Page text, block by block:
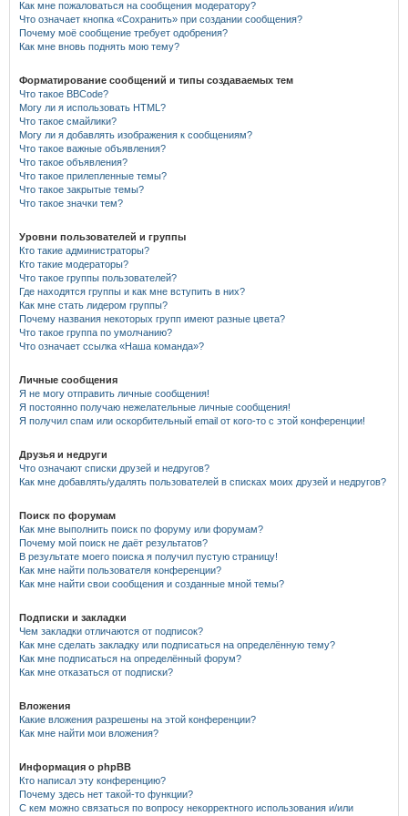
Как мне пожаловаться на сообщения модератору?
Что означает кнопка «Сохранить» при создании сообщения?
Почему моё сообщение требует одобрения?
Как мне вновь поднять мою тему?
Форматирование сообщений и типы создаваемых тем
Что такое BBCode?
Могу ли я использовать HTML?
Что такое смайлики?
Могу ли я добавлять изображения к сообщениям?
Что такое важные объявления?
Что такое объявления?
Что такое прилепленные темы?
Что такое закрытые темы?
Что такое значки тем?
Уровни пользователей и группы
Кто такие администраторы?
Кто такие модераторы?
Что такое группы пользователей?
Где находятся группы и как мне вступить в них?
Как мне стать лидером группы?
Почему названия некоторых групп имеют разные цвета?
Что такое группа по умолчанию?
Что означает ссылка «Наша команда»?
Личные сообщения
Я не могу отправить личные сообщения!
Я постоянно получаю нежелательные личные сообщения!
Я получил спам или оскорбительный email от кого-то с этой конференции!
Друзья и недруги
Что означают списки друзей и недругов?
Как мне добавлять/удалять пользователей в списках моих друзей и недругов?
Поиск по форумам
Как мне выполнить поиск по форуму или форумам?
Почему мой поиск не даёт результатов?
В результате моего поиска я получил пустую страницу!
Как мне найти пользователя конференции?
Как мне найти свои сообщения и созданные мной темы?
Подписки и закладки
Чем закладки отличаются от подписок?
Как мне сделать закладку или подписаться на определённую тему?
Как мне подписаться на определённый форум?
Как мне отказаться от подписки?
Вложения
Какие вложения разрешены на этой конференции?
Как мне найти мои вложения?
Информация о phpBB
Кто написал эту конференцию?
Почему здесь нет такой-то функции?
С кем можно связаться по вопросу некорректного использования и/или